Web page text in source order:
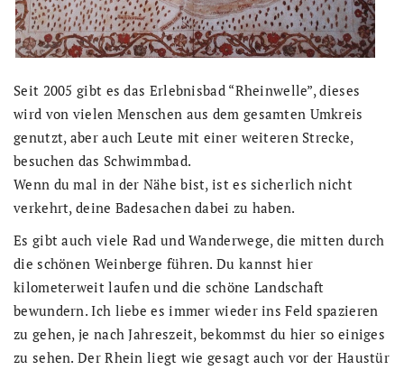
Seit 2005 gibt es das Erlebnisbad “Rheinwelle”, dieses
wird von vielen Menschen aus dem gesamten Umkreis
genutzt, aber auch Leute mit einer weiteren Strecke,
besuchen das Schwimmbad.
Wenn du mal in der Nähe bist, ist es sicherlich nicht
verkehrt, deine Badesachen dabei zu haben.
Es gibt auch viele Rad und Wanderwege, die mitten durch
die schönen Weinberge führen. Du kannst hier
kilometerweit laufen und die schöne Landschaft
bewundern. Ich liebe es immer wieder ins Feld spazieren
zu gehen, je nach Jahreszeit, bekommst du hier so einiges
zu sehen. Der Rhein liegt wie gesagt auch vor der Haustür